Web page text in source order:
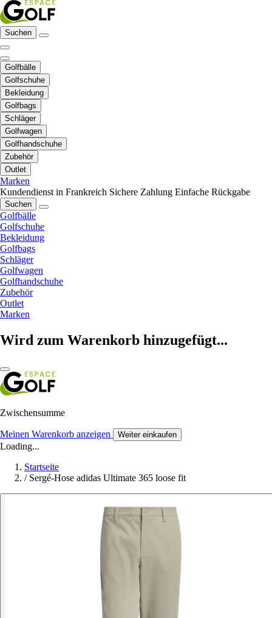
Suchen
Golfbälle
Golfschuhe
Bekleidung
Golfbags
Schläger
Golfwagen
Golfhandschuhe
Zubehör
Outlet
Marken
Kundendienst in Frankreich Sichere Zahlung Einfache Rückgabe
Suchen
Golfbälle
Golfschuhe
Bekleidung
Golfbags
Schläger
Golfwagen
Golfhandschuhe
Zubehör
Outlet
Marken
Wird zum Warenkorb hinzugefügt...
Zwischensumme
Meinen Warenkorb anzeigen Weiter einkaufen
Loading...
Startseite
/ Sergé-Hose adidas Ultimate 365 loose fit